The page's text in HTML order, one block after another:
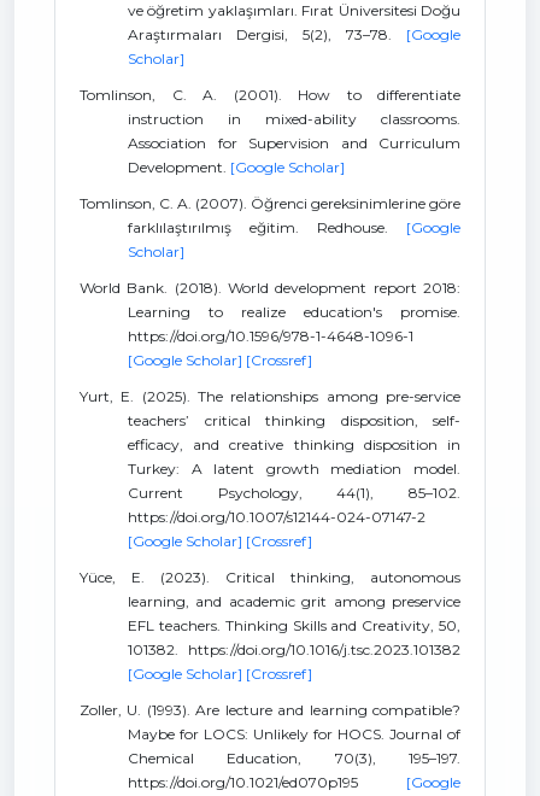
ve öğretim yaklaşımları. Fırat Üniversitesi Doğu
Araştırmaları Dergisi, 5(2), 73–78. [Google
Scholar]
Tomlinson, C. A. (2001). How to differentiate
instruction in mixed-ability classrooms.
Association for Supervision and Curriculum
Development. [Google Scholar]
Tomlinson, C. A. (2007). Öğrenci gereksinimlerine göre
farklılaştırılmış eğitim. Redhouse. [Google
Scholar]
World Bank. (2018). World development report 2018:
Learning to realize education's promise.
https://doi.org/10.1596/978-1-4648-1096-1
[Google Scholar] [Crossref]
Yurt, E. (2025). The relationships among pre-service
teachers’ critical thinking disposition, self-
efficacy, and creative thinking disposition in
Turkey: A latent growth mediation model.
Current Psychology, 44(1), 85–102.
https://doi.org/10.1007/s12144-024-07147-2
[Google Scholar] [Crossref]
Yüce, E. (2023). Critical thinking, autonomous
learning, and academic grit among preservice
EFL teachers. Thinking Skills and Creativity, 50,
101382. https://doi.org/10.1016/j.tsc.2023.101382
[Google Scholar] [Crossref]
Zoller, U. (1993). Are lecture and learning compatible?
Maybe for LOCS: Unlikely for HOCS. Journal of
Chemical Education, 70(3), 195–197.
https://doi.org/10.1021/ed070p195 [Google